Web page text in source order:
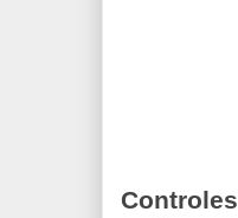
Controles